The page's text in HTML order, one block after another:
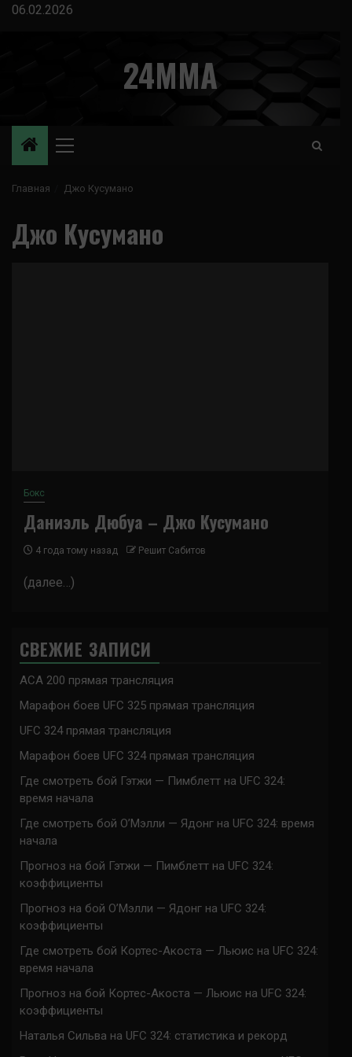
Перейти
06.02.2026
24MMA
Основное
Главная Джо Кусумано
Джо Кусумано
Бокс
Даниэль Дюбуа – Джо Кусумано
4 года тому назад Решит Сабитов
(далее…)
СВЕЖИЕ ЗАПИСИ
ACA 200 прямая трансляция
Марафон боев UFC 325 прямая трансляция
UFC 324 прямая трансляция
Марафон боев UFC 324 прямая трансляция
Где смотреть бой Гэтжи — Пимблетт на UFC 324:
время начала
Где смотреть бой О’Мэлли — Ядонг на UFC 324: время
начала
Прогноз на бой Гэтжи — Пимблетт на UFC 324:
коэффициенты
Прогноз на бой О’Мэлли — Ядонг на UFC 324:
коэффициенты
Где смотреть бой Кортес-Акоста — Льюис на UFC 324:
время начала
Прогноз на бой Кортес-Акоста — Льюис на UFC 324:
коэффициенты
Наталья Сильва на UFC 324: статистика и рекорд